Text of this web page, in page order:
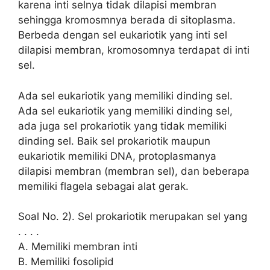
karena inti selnya tidak dilapisi membran
sehingga kromosmnya berada di sitoplasma.
Berbeda dengan sel eukariotik yang inti sel
dilapisi membran, kromosomnya terdapat di inti
sel.
Ada sel eukariotik yang memiliki dinding sel.
Ada sel eukariotik yang memiliki dinding sel,
ada juga sel prokariotik yang tidak memiliki
dinding sel. Baik sel prokariotik maupun
eukariotik memiliki DNA, protoplasmanya
dilapisi membran (membran sel), dan beberapa
memiliki flagela sebagai alat gerak.
Soal No. 2). Sel prokariotik merupakan sel yang
. . . .
A. Memiliki membran inti
B. Memiliki fosolipid